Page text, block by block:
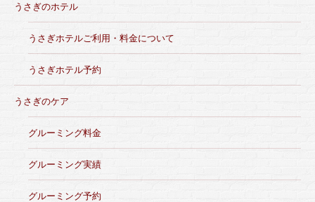
うさぎのホテル
うさぎホテルご利用・料金について
うさぎホテル予約
うさぎのケア
グルーミング料金
グルーミング実績
グルーミング予約